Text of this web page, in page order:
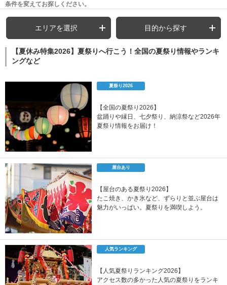
条件を変えてお探しください。
エリアを選択 目的から探す
【夏休み特集2026】夏祭りへ行こう！全国の夏祭り情報やランキ
ングなど
夏祭り2026
【全国の夏祭り2026】
盆踊りや縁日、七夕祭り、納涼祭など2026年
夏祭り情報をお届け！
屋台あり
【屋台のある夏祭り2026】
たこ焼き、かき氷など、ずらりと並ぶ屋台は
魅力がいっぱい。夏祭りを満喫しよう。
人気ランキング
【人気夏祭りランキング2026】
アクセス数の多かった人気の夏祭りをランキ